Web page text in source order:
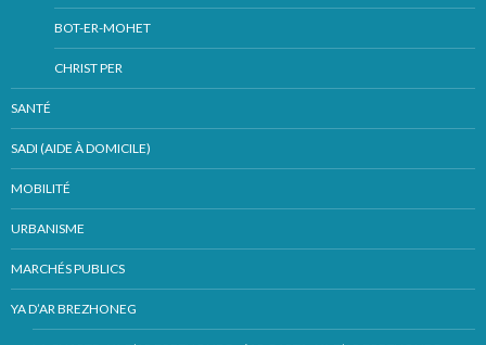
BOT-ER-MOHET
CHRIST PER
SANTÉ
SADI (AIDE À DOMICILE)
MOBILITÉ
URBANISME
MARCHÉS PUBLICS
YA D’AR BREZHONEG